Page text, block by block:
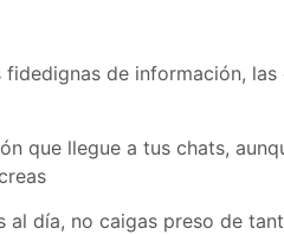
de información,
que llegue a tus chats,
al día, no caigas preso de